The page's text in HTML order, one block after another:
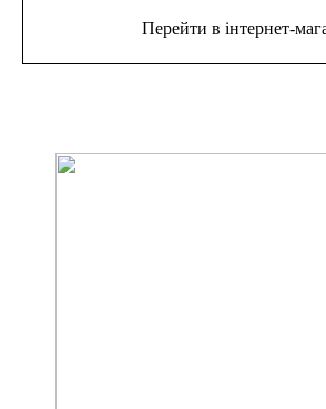
Перейти в інтернет-